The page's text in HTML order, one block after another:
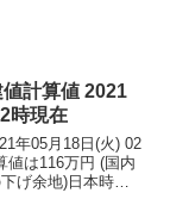
計算値 2021
時現在
年05月18日(火) 02
値は116万円 (国内
げ余地)日本時間